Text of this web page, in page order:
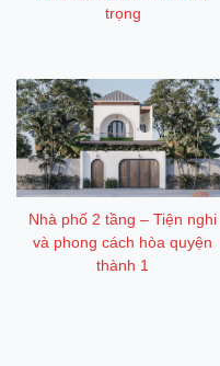
trọng
Nhà phố 2 tầng – Tiện nghi
và phong cách hòa quyện
thành 1